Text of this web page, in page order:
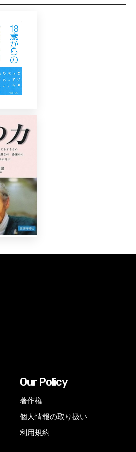
Our Policy
著作権
個人情報の取り扱い
利用規約